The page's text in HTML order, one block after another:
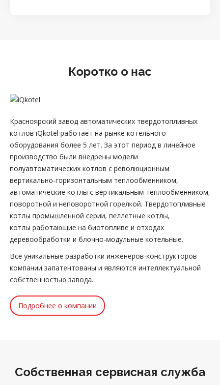
Коротко о нас
Красноярский завод автоматических твердотопливных
котлов iQkotel работает на рынке котельного
оборудования более 5 лет. За этот период в линейное
производство были внедрены модели
полуавтоматических котлов с революционным
вертикально-горизонтальным теплообменником,
автоматические котлы с вертикальным теплообменником,
поворотной и неповоротной горелкой. Твердотопливные
котлы промышленной серии, пеллетные котлы,
котлы работающие на биотопливе и отходах
деревообработки и блочно-модульные котельные.
Все уникальные разработки инженеров-конструкторов
компании запатентованы и являются интеллектуальной
собственностью завода.
Подробнее о компании
Собственная сервисная служба